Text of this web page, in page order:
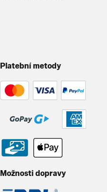
Platební metody
Možnosti dopravy